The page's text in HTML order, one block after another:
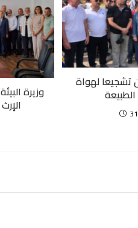
وزيرة
تشجيعا لهواة